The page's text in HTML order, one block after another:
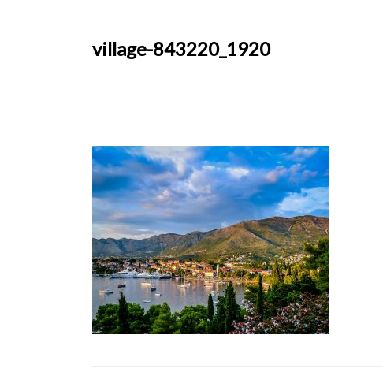
village-843220_1920